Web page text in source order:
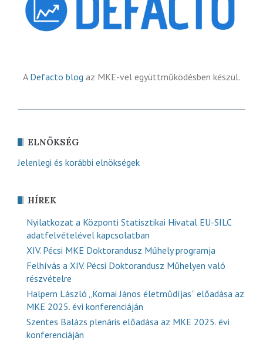
A Defacto blog az MKE-vel együttműködésben készül.
ELNÖKSÉG
Jelenlegi és korábbi elnökségek
HÍREK
Nyilatkozat a Központi Statisztikai Hivatal EU-SILC
adatfelvételével kapcsolatban
XIV. Pécsi MKE Doktorandusz Műhely programja
Felhívás a XIV. Pécsi Doktorandusz Műhelyen való
részvételre
Halpern László „Kornai János életműdíjas” előadása az
MKE 2025. évi konferenciáján
Szentes Balázs plenáris előadása az MKE 2025. évi
konferenciáján